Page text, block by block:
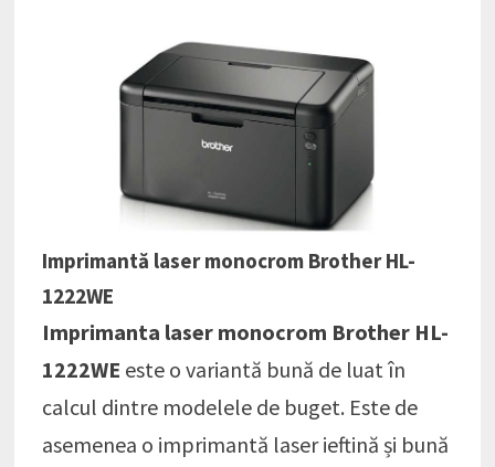
Imprimantă laser monocrom Brother HL-
1222WE
Imprimanta laser monocrom Brother HL-
1222WE este o variantă bună de luat în
calcul dintre modelele de buget. Este de
asemenea o imprimantă laser ieftină și bună